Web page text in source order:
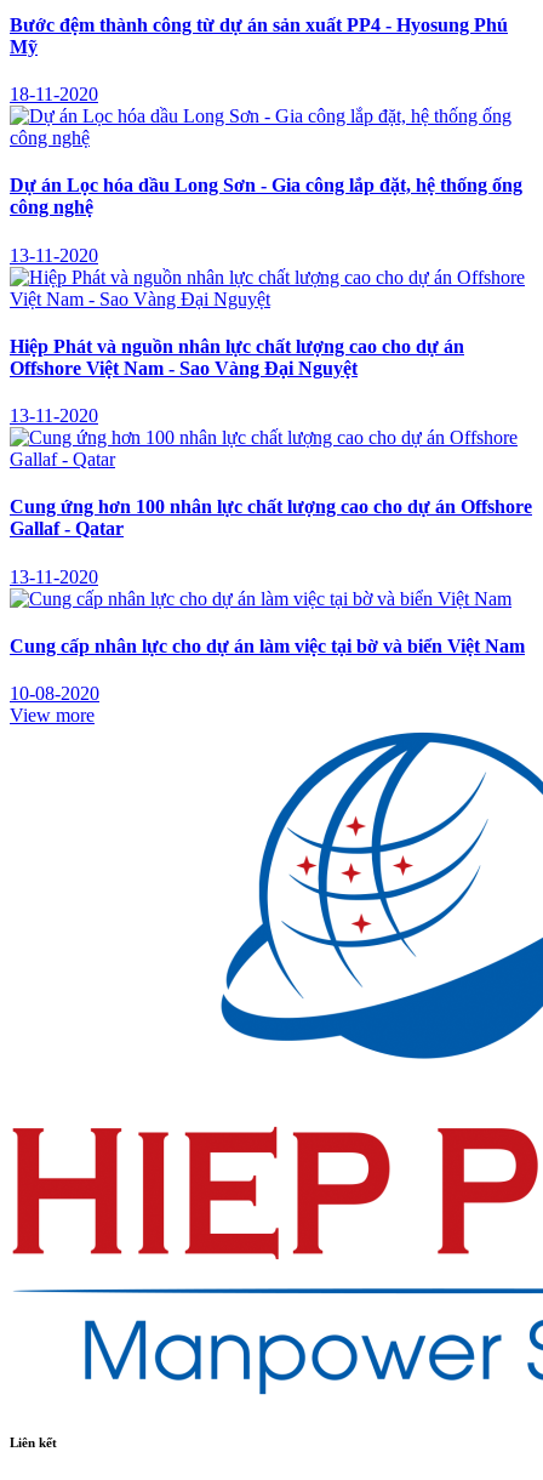
Bước đệm thành công từ dự án sản xuất PP4 - Hyosung Phú
Mỹ
18-11-2020
Dự án Lọc hóa dầu Long Sơn - Gia công lắp đặt, hệ thống ống
công nghệ
13-11-2020
Hiệp Phát và nguồn nhân lực chất lượng cao cho dự án
Offshore Việt Nam - Sao Vàng Đại Nguyệt
13-11-2020
Cung ứng hơn 100 nhân lực chất lượng cao cho dự án Offshore
Gallaf - Qatar
13-11-2020
Cung cấp nhân lực cho dự án làm việc tại bờ và biển Việt Nam
10-08-2020
View more
Liên kết